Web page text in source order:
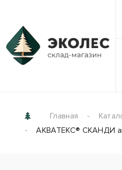
Главная
АКВАТЕКС® СКАНДИ